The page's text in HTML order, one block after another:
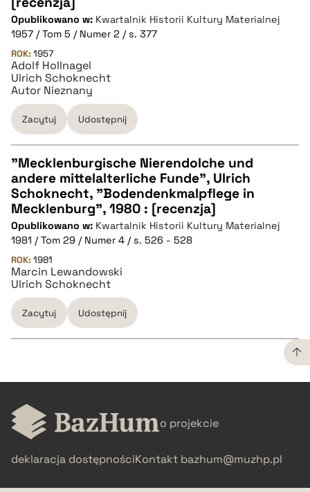
pobierz cytat
BIBTEX
pobierz cytat
Opublikowano w: Kwartalnik Historii Kultury Materialnej
1957 / Tom 5 / Numer 2 / s. 377
ROK: 1957
Adolf Hollnagel
Ulrich Schoknecht
Autor Nieznany
Zacytuj Udostępnij
CZYSTY TEKST
pobierz cytat
BIBTEX
pobierz cytat
"Mecklenburgische Nierendolche und
andere mittelalterliche Funde", Ulrich
Schoknecht, "Bodendenkmalpflege in
Mecklenburg", 1980 : [recenzja]
Opublikowano w: Kwartalnik Historii Kultury Materialnej
1981 / Tom 29 / Numer 4 / s. 526 - 528
ROK: 1981
Marcin Lewandowski
Ulrich Schoknecht
Zacytuj Udostępnij
CZYSTY TEKST
pobierz cytat
BIBTEX
o projekcie
deklaracja dostępnościKontakt bazhum@muzhp.pl